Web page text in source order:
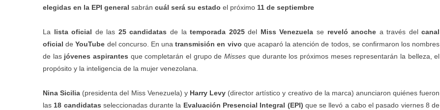
elegidas en la EPI general sabrán cuál será su estado el próximo 11 de septiembre
La lista oficial de las 25 candidatas de latemporada 2025del Miss Venezuela se reveló anoche a través delcanal
oficial deYouTube del concurso. En unatransmisión en vivo que acaparó la atención de todos, se confirmaron los nombres
de las jóvenes aspirantes que completarán el grupo deMisses que durante los próximos meses representarán la belleza, el
propósito y la inteligencia de la mujer venezolana.
Nina Sicilia (presidenta del Miss Venezuela) y Harry Levy (director artístico y creativo de la marca) anunciaron quiénes fueron
las18 candidatas seleccionadas durante la Evaluación Presencial Integral (EPI) que se llevó a cabo el pasado viernes 8 de